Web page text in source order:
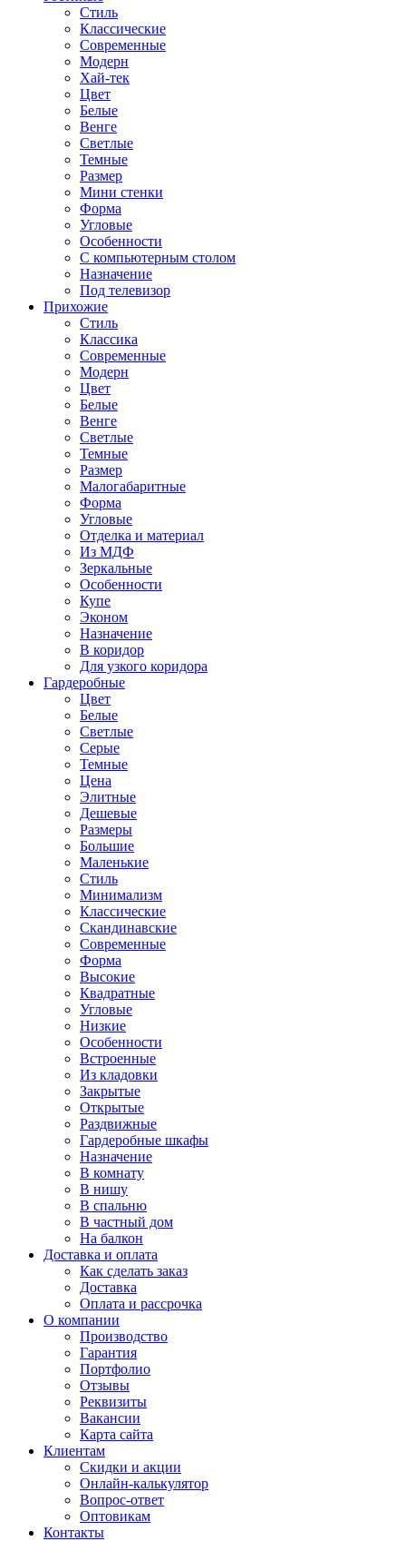
Стиль
Классические
Современные
Модерн
Хай-тек
Цвет
Белые
Венге
Светлые
Темные
Размер
Мини стенки
Форма
Угловые
Особенности
С компьютерным столом
Назначение
Под телевизор
Прихожие
Стиль
Классика
Современные
Модерн
Цвет
Белые
Венге
Светлые
Темные
Размер
Малогабаритные
Форма
Угловые
Отделка и материал
Из МДФ
Зеркальные
Особенности
Купе
Эконом
Назначение
В коридор
Для узкого коридора
Гардеробные
Цвет
Белые
Светлые
Серые
Темные
Цена
Элитные
Дешевые
Размеры
Большие
Маленькие
Стиль
Минимализм
Классические
Скандинавские
Современные
Форма
Высокие
Квадратные
Угловые
Низкие
Особенности
Встроенные
Из кладовки
Закрытые
Открытые
Раздвижные
Гардеробные шкафы
Назначение
В комнату
В нишу
В спальню
В частный дом
На балкон
Доставка и оплата
Как сделать заказ
Доставка
Оплата и рассрочка
О компании
Производство
Гарантия
Портфолио
Отзывы
Реквизиты
Вакансии
Карта сайта
Клиентам
Скидки и акции
Онлайн-калькулятор
Вопрос-ответ
Оптовикам
Контакты